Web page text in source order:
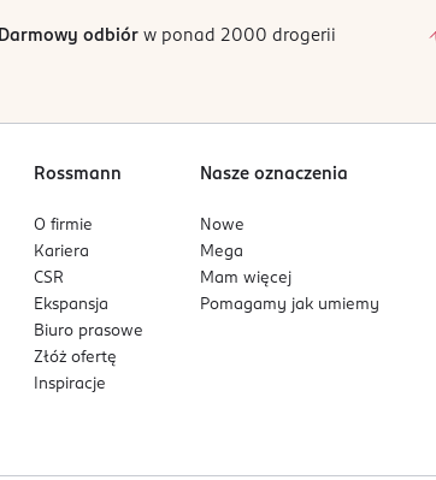
Darmowy odbiórw ponad 2000 drogerii
Rossmann
O firmie
Kariera
CSR
Ekspansja
Biuro prasowe
Złóż ofertę
Inspiracje
Nasze oznaczenia
Nowe
Mega
Mam więcej
Pomagamy jak umiemy